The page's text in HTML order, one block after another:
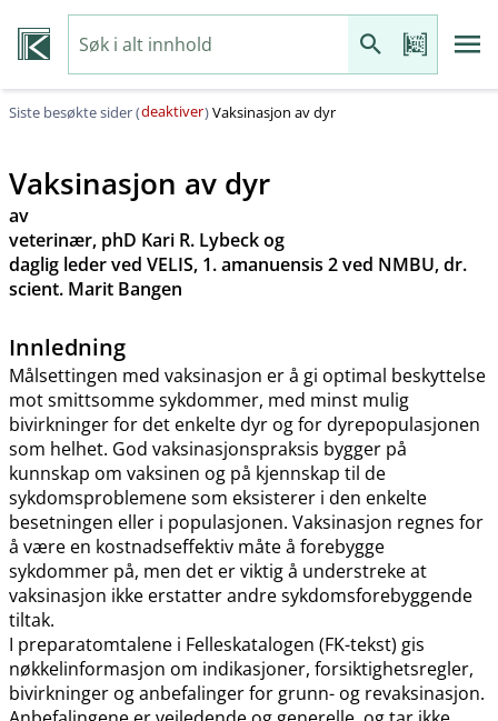
Siste besøkte sider (deaktiver)Vaksinasjon av dyr
Vaksinasjon av dyr
av
veterinær, phD Kari R. Lybeck og
daglig leder ved VELIS, 1. amanuensis 2 ved NMBU, dr.
scient. Marit Bangen
Innledning
Målsettingen med vaksinasjon er å gi optimal beskyttelse
mot smittsomme sykdommer, med minst mulig
bivirkninger for det enkelte dyr og for dyrepopulasjonen
som helhet. God vaksinasjonspraksis bygger på
kunnskap om vaksinen og på kjennskap til de
sykdomsproblemene som eksisterer i den enkelte
besetningen eller i populasjonen. Vaksinasjon regnes for
å være en kostnadseffektiv måte å forebygge
sykdommer på, men det er viktig å understreke at
vaksinasjon ikke erstatter andre sykdomsforebyggende
tiltak.
I preparatomtalene i Felleskatalogen (FK-tekst) gis
nøkkelinformasjon om indikasjoner, forsiktighetsregler,
bivirkninger og anbefalinger for grunn- og revaksinasjon.